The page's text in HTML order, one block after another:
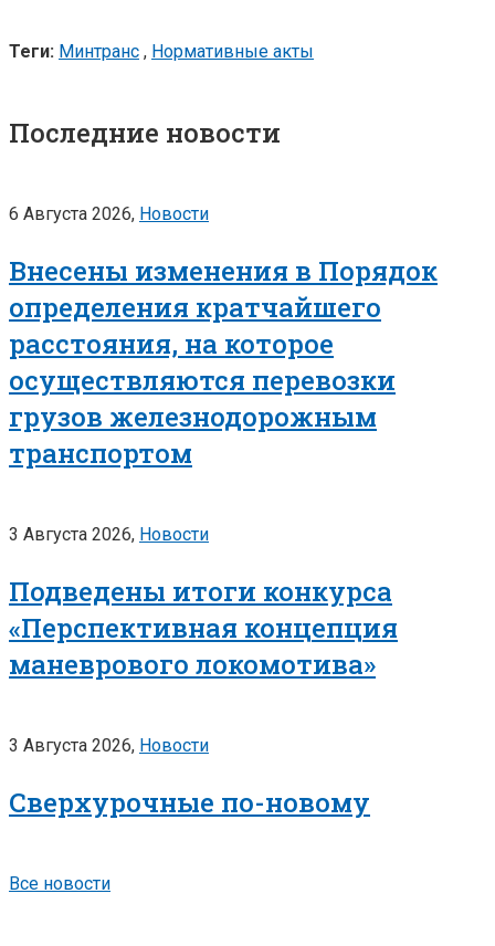
Теги: Минтранс , Нормативные акты
Последние новости
6 Августа 2026, Новости
Внесены изменения в Порядок
определения кратчайшего
расстояния, на которое
осуществляются перевозки
грузов железнодорожным
транспортом
3 Августа 2026, Новости
Подведены итоги конкурса
«Перспективная концепция
маневрового локомотива»
3 Августа 2026, Новости
Сверхурочные по-новому
Все новости